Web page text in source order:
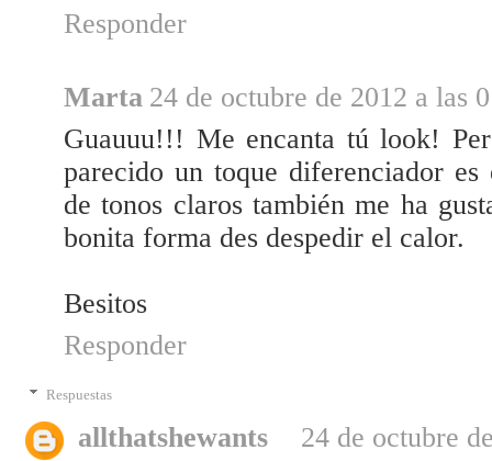
Responder
Marta 24 de octubre de 2012 a las
Guauuu!!! Me encanta tú look!
parecido un toque diferenciador
de tonos claros también me ha
bonita forma des despedir el calor.
Besitos
Responder
Respuestas
allthatshewants
24 de octubre